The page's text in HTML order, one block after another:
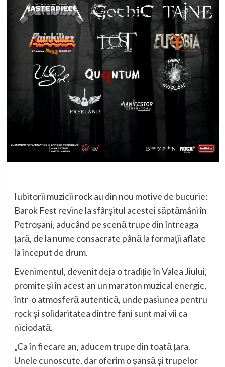
Iubitorii muzicii rock au din nou motive de bucurie:
Barok Fest revine la sfârșitul acestei săptămâni în
Petroșani, aducând pe scenă trupe din întreaga
țară, de la nume consacrate până la formații aflate
la început de drum.
Evenimentul, devenit deja o tradiție în Valea Jiului,
promite și în acest an un maraton muzical energic,
într-o atmosferă autentică, unde pasiunea pentru
rock și solidaritatea dintre fani sunt mai vii ca
niciodată.
„Ca în fiecare an, aducem trupe din toată țara.
Unele cunoscute, dar oferim o șansă și trupelor